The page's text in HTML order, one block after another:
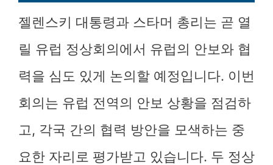
젤렌스키 대통령과 스타머 총리는 곧 열
릴 유럽 정상회의에서 유럽의 안보와 협
력을 심도 있게 논의할 예정입니다. 이번
회의는 유럽 전역의 안보 상황을 점검하
고, 각국 간의 협력 방안을 모색하는 중
요한 자리로 평가받고 있습니다. 두 정상